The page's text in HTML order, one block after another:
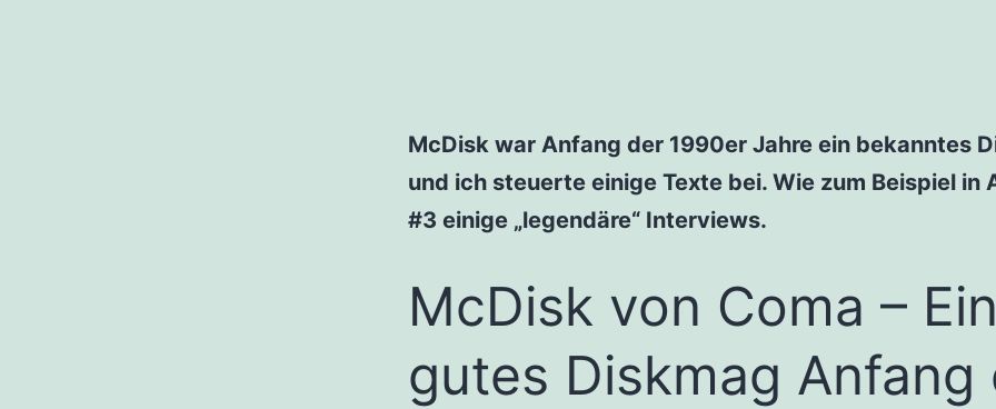
McDisk war Anfang der 1990er Jahre ein bekanntes
und ich steuerte einige Texte bei. Wie zum Beispiel in
#3 einige „legendäre“ Interviews.
McDisk von Coma –
gutes Diskmag Anfang